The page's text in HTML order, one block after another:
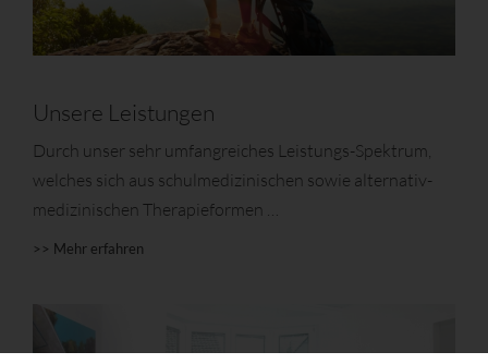
Unsere Leistungen
Durch unser sehr umfangreiches Leistungs-Spektrum,
welches sich aus schulmedizinischen sowie alternativ-
medizinischen Therapieformen …
>> Mehr erfahren